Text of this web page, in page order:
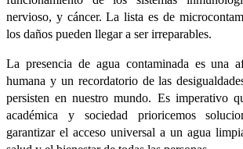
nervioso, y cáncer. La lista es de
los daños pueden llegar a ser irreparables.
La presencia de agua contaminada es una
humana y un recordatorio de las
persisten en nuestro mundo. Es imperativo
académica y sociedad prioricemos
garantizar el acceso universal a un agua